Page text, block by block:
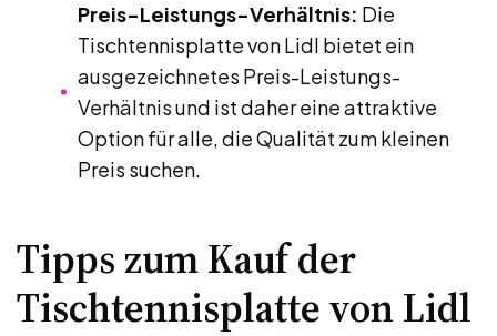
Preis-Leistungs-Verhältnis: Die
Tischtennisplatte von Lidl bietet ein
ausgezeichnetes Preis-Leistungs-
Verhältnis und ist daher eine attraktive
Option für alle, die Qualität zum kleinen
Preis suchen.
Tipps zum Kauf der
Tischtennisplatte von Lidl